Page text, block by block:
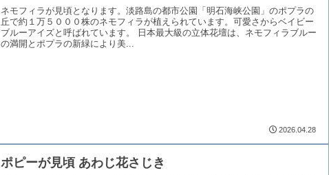
ネモフィラが見頃となります。淡路島の都市公園「明石海峡公園」のポプラの
丘で約１万５０００株のネモフィラが植えられています。可愛さからベイビー
ブルーアイズと呼ばれています。 日本最大級の立体花壇は、ネモフィラブルー
の満開とポプラの新緑により美...
2026.04.28
ポピーが見頃 あわじ花さじき